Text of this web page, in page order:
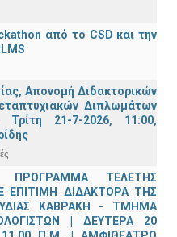
από το CSD και την
Απονομή Διδακτορικών
Διπλωμάτων
21-7-2026, 11:00,
ΠΡΟΓΡΑΜΜΑ ΤΕΛΕΤΗΣ
ΕΠΙΤΙΜΗ ΔΙΔΑΚΤΟΡΑ ΤΗΣ
ΚΑΒΡΑΚΗ - ΤΜΗΜΑ
| ΔΕΥΤΕΡΑ 20